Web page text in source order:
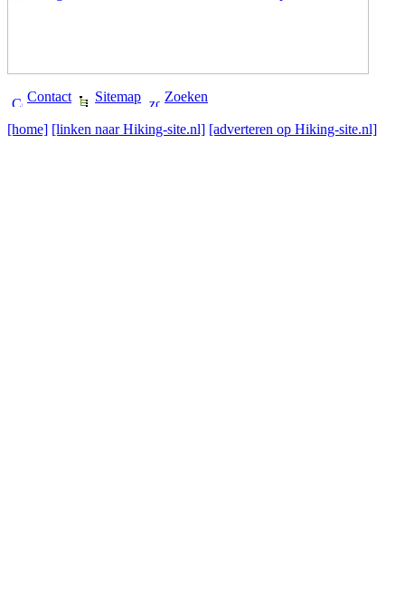
Contact Sitemap Zoeken
[home] [linken naar Hiking-site.nl] [adverteren op Hiking-site.nl]